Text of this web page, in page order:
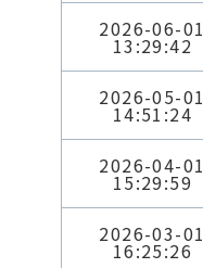
2026-06-01
13:29:42
2026-05-01
14:51:24
2026-04-01
15:29:59
2026-03-01
16:25:26